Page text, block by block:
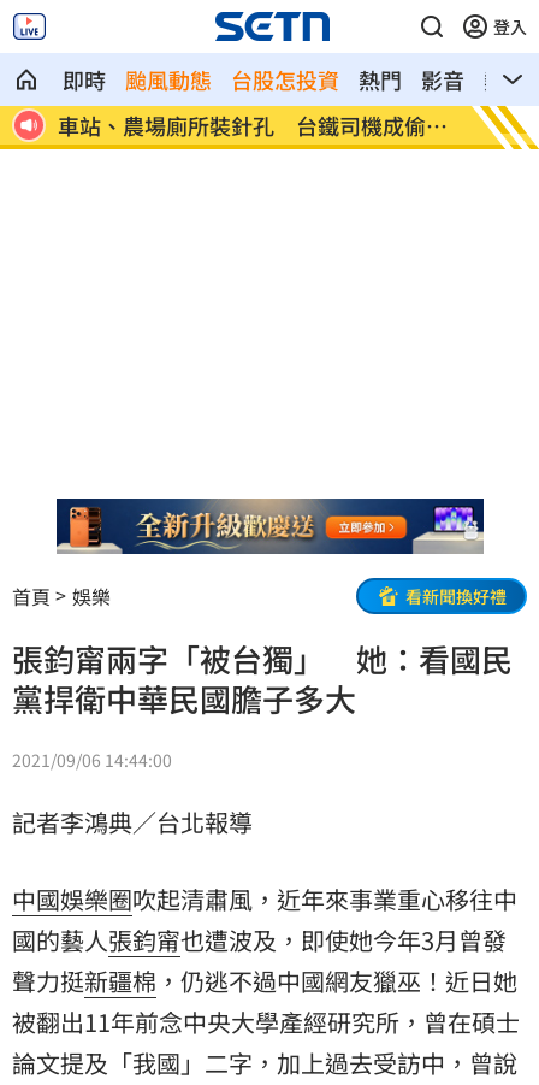
登入
即時 颱風動態 台股怎投資 熱門 影音
熱搜
用
車站、農場廁所裝針孔 台鐵司機成偷拍
狼
下週
鍵
首頁 娛樂 看新聞換好禮
張鈞甯兩字「被台獨」 她：看國民
黨捍衛中華民國膽子多大
2021/09/06 14:44:00
記者李鴻典／台北報導
中國娛樂圈吹起清肅風，近年來事業重心移往中
國的藝人張鈞甯也遭波及，即使她今年3月曾發
聲力挺新疆棉 ，仍逃不過中國網友獵巫！近日她
被翻出11年前念中央大學產經研究所，曾在碩士
論文提及「我國」二字，加上過去受訪中，曾說